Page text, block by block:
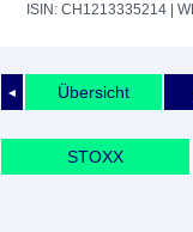
ISIN: CH1213335214 |
◄ Übersicht
STOXX